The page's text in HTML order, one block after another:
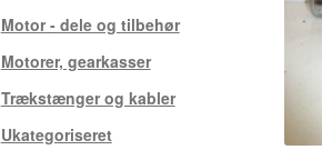
Motor - dele og tilbehør
Motorer, gearkasser
Trækstænger og kabler
Ukategoriseret